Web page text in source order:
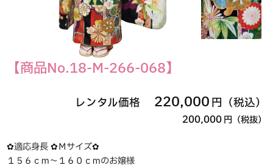
【商品No.18-M-266-068】
レンタル価格 220,000円（税込）
200,000 円（税抜）
✿適応身長 ✿Ｍサイズ✿
１５６ｃｍ〜１６０ｃｍのお嬢様